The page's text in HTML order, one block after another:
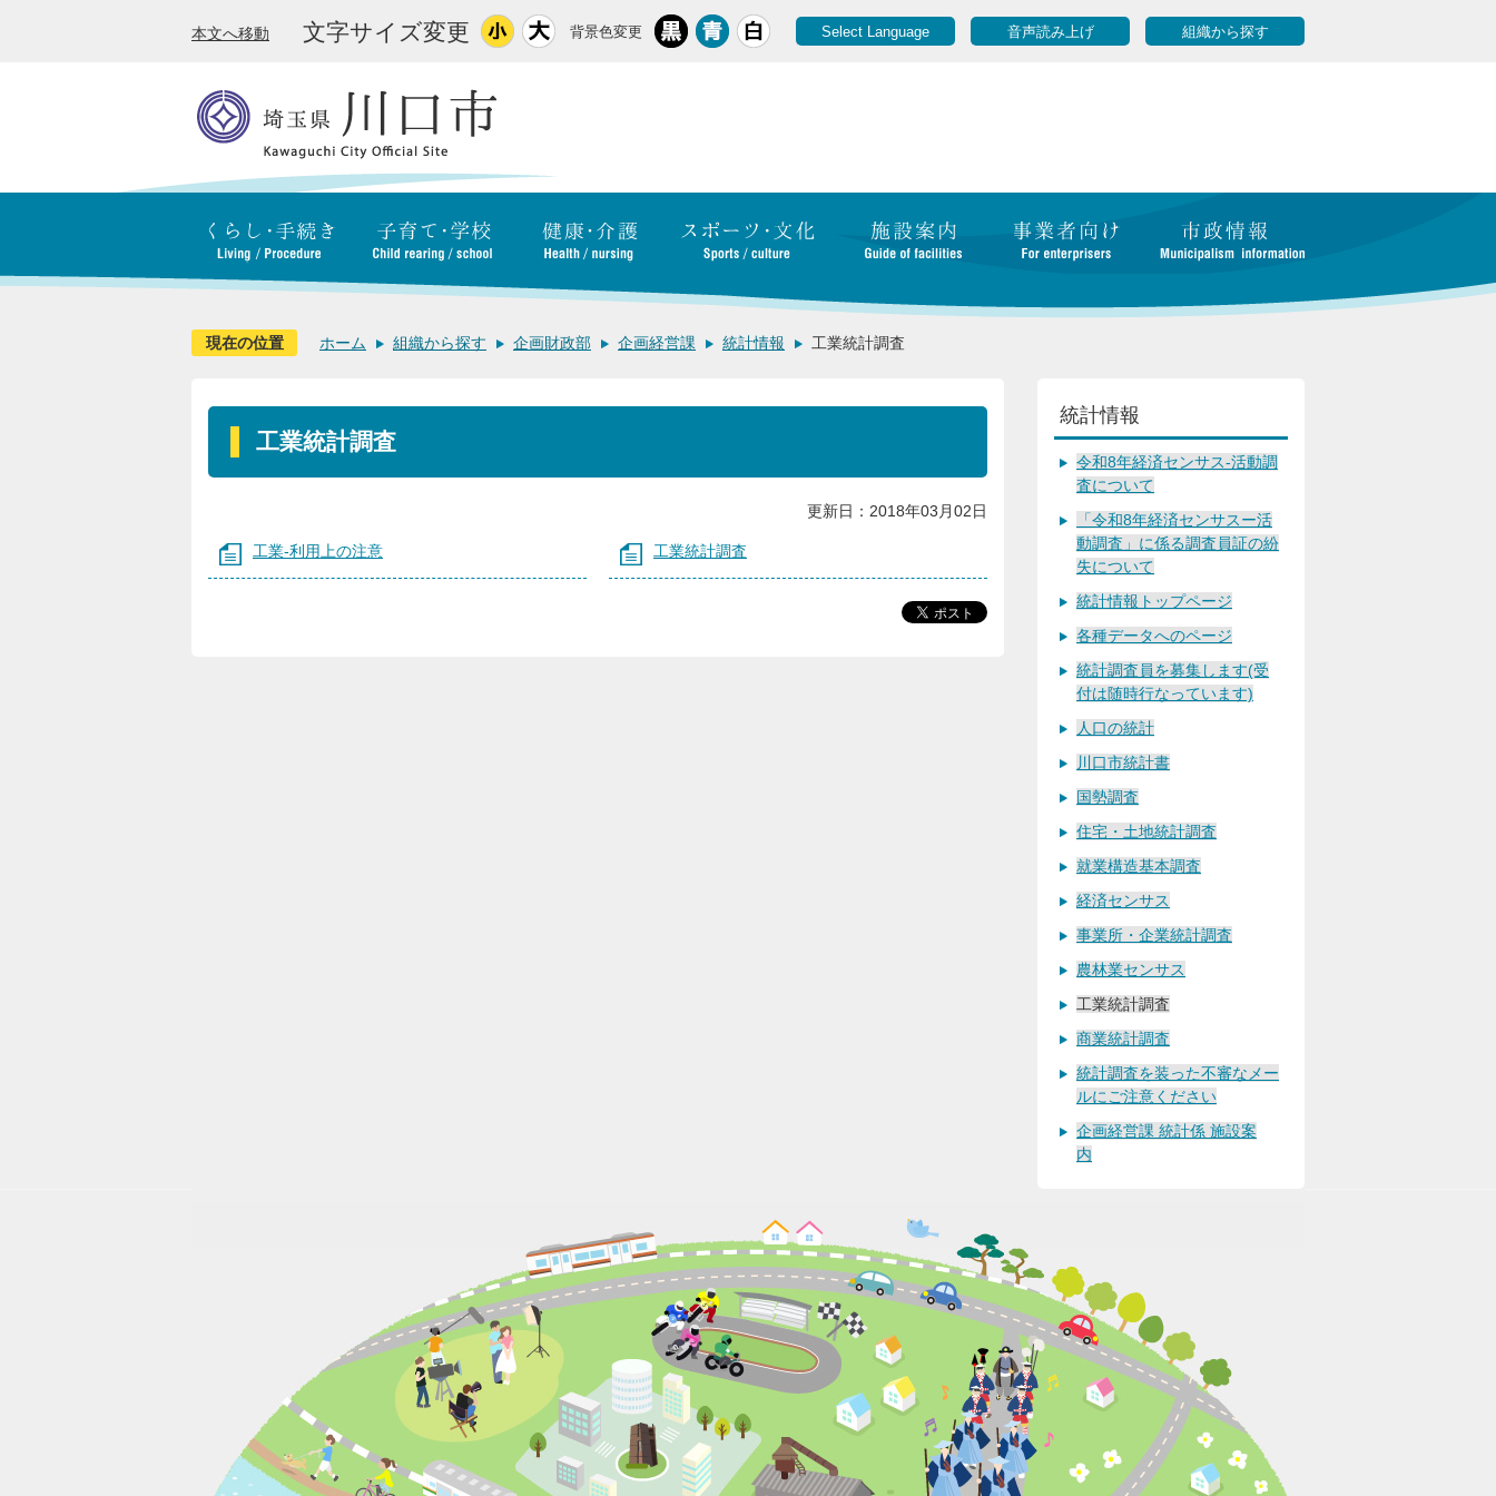
本文へ移動 文字サイズ変更 背景色変更 Select Language 音声読み上げ 組織から探す
現在の位置 ホーム 組織から探す 企画財政部 企画経営課 統計情報 工業統計調査
工業統計調査
更新日：2018年03月02日
工業-利用上の注意 工業統計調査
統計情報
令和8年経済センサス-活動調
査について
「令和8年経済センサスー活
動調査」に係る調査員証の紛
失について
統計情報トップページ
各種データへのページ
統計調査員を募集します(受
付は随時行なっています)
人口の統計
川口市統計書
国勢調査
住宅・土地統計調査
就業構造基本調査
経済センサス
事業所・企業統計調査
農林業センサス
工業統計調査
商業統計調査
統計調査を装った不審なメー
ルにご注意ください
企画経営課 統計係 施設案
内